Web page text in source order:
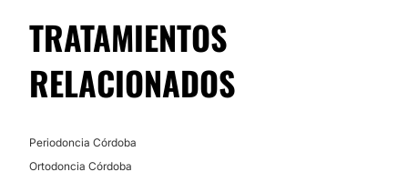
Financiación o facilidades de pago:
No
TRATAMIENTOS
RELACIONADOS
Periodoncia Córdoba
Ortodoncia Córdoba